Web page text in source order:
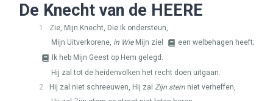
De Knecht van de HEERE
1
Zie, Mijn Knecht, Die Ik ondersteun,
Mijn Uitverkorene, in WieMijn ziel
een welbehagen heeft;
Ik heb Mijn Geest op Hem gelegd.
Hij zal tot de heidenvolken het recht doen uitgaan.
2
Hij zal niet schreeuwen, Hij zal Zijn stem niet verheffen,